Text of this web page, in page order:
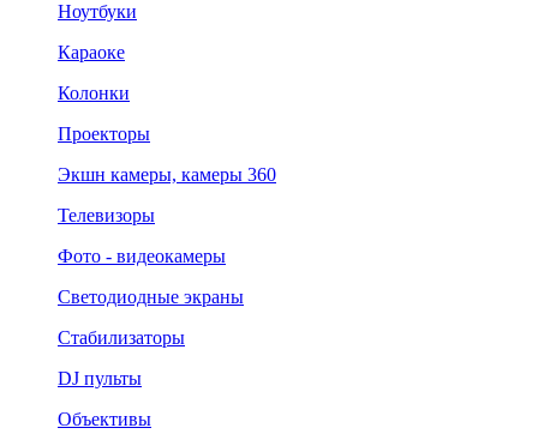
Ноутбуки
Караоке
Колонки
Проекторы
Экшн камеры, камеры 360
Телевизоры
Фото - видеокамеры
Светодиодные экраны
Стабилизаторы
DJ пульты
Объективы